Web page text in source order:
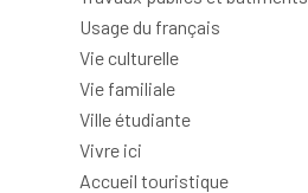
Usage du français
Vie culturelle
Vie familiale
Ville étudiante
Vivre ici
Accueil touristique